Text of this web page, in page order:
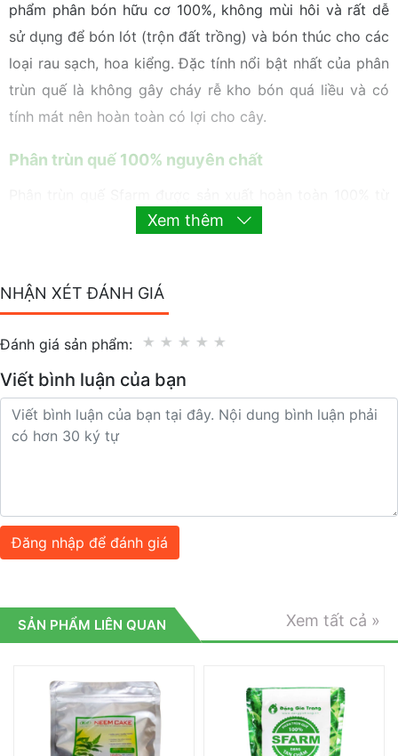
phẩm phân bón hữu cơ 100%, không mùi hôi và rất dễ
sử dụng để bón lót (trộn đất trồng) và bón thúc cho các
loại rau sạch, hoa kiểng. Đặc tính nổi bật nhất của phân
trùn quế là không gây cháy rễ kho bón quá liều và có
tính mát nên hoàn toàn có lợi cho cây.
Phân trùn quế 100% nguyên chất
trùn quế, không bổ sung thêm bất cứ thành phần nào
tính "mát".
Xem thêm
NHẬN XÉT ĐÁNH GIÁ
Đánh giá sản phẩm:
Viết bình luận của bạn
Đăng nhập để đánh giá
SẢN PHẨM LIÊN QUAN Xem tất cả »